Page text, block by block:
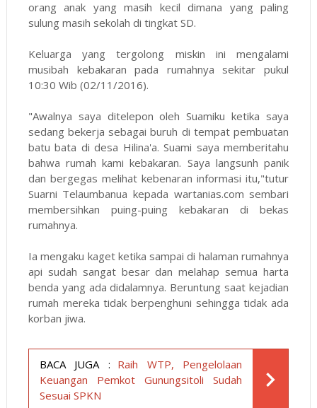
orang anak yang masih kecil dimana yang paling
sulung masih sekolah di tingkat SD.
Keluarga yang tergolong miskin ini mengalami
musibah kebakaran pada rumahnya sekitar pukul
10:30 Wib (02/11/2016).
"Awalnya saya ditelepon oleh Suamiku ketika saya
sedang bekerja sebagai buruh di tempat pembuatan
batu bata di desa Hilina'a. Suami saya memberitahu
bahwa rumah kami kebakaran. Saya langsunh panik
dan bergegas melihat kebenaran informasi itu,"tutur
Suarni Telaumbanua kepada wartanias.com sembari
membersihkan puing-puing kebakaran di bekas
rumahnya.
Ia mengaku kaget ketika sampai di halaman rumahnya
api sudah sangat besar dan melahap semua harta
benda yang ada didalamnya. Beruntung saat kejadian
rumah mereka tidak berpenghuni sehingga tidak ada
korban jiwa.
BACA JUGA : Raih WTP, Pengelolaan
Keuangan Pemkot Gunungsitoli Sudah
Sesuai SPKN